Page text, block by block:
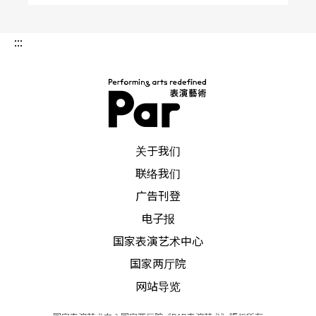
:::
关于我们
联络我们
广告刊登
电子报
国家表演艺术中心
国家两厅院
网站导览